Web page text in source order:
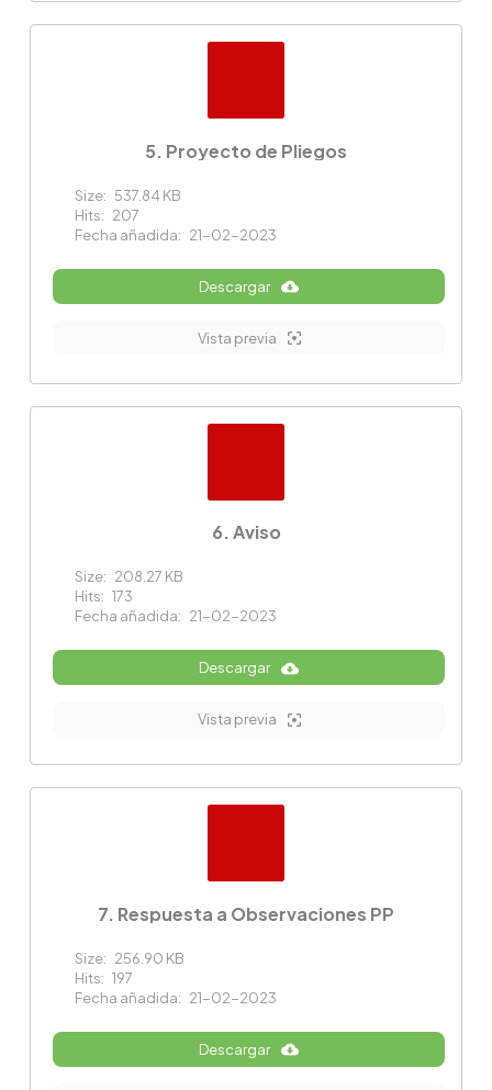
5. Proyecto de Pliegos
Size: 537.84 KB
Hits: 207
Fecha añadida: 21-02-2023
Descargar
Vista previa
6. Aviso
Size: 208.27 KB
Hits: 173
Fecha añadida: 21-02-2023
Descargar
Vista previa
7. Respuesta a Observaciones PP
Size: 256.90 KB
Hits: 197
Fecha añadida: 21-02-2023
Descargar